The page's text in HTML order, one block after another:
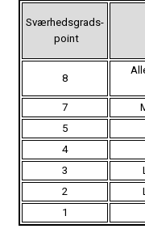
Sværhedsgrads-
point
8
7
5
4
3
2
1